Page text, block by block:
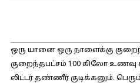
ஒரு யானை ஒரு நாளைக்கு
குறைந்தபட்சம் 100 கிலோ உணவு
லிட்டர் தண்ணீர் குடிக்கனும்.